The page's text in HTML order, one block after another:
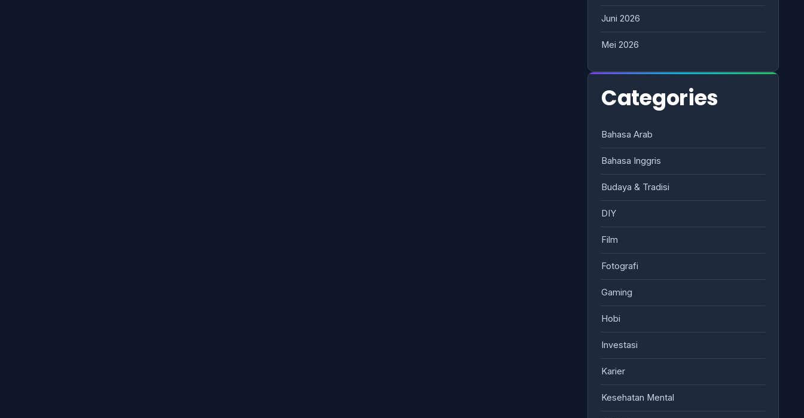
Juni 2026
Mei 2026
Categories
Bahasa Arab
Bahasa Inggris
Budaya & Tradisi
DIY
Film
Fotografi
Gaming
Hobi
Investasi
Karier
Kesehatan Mental